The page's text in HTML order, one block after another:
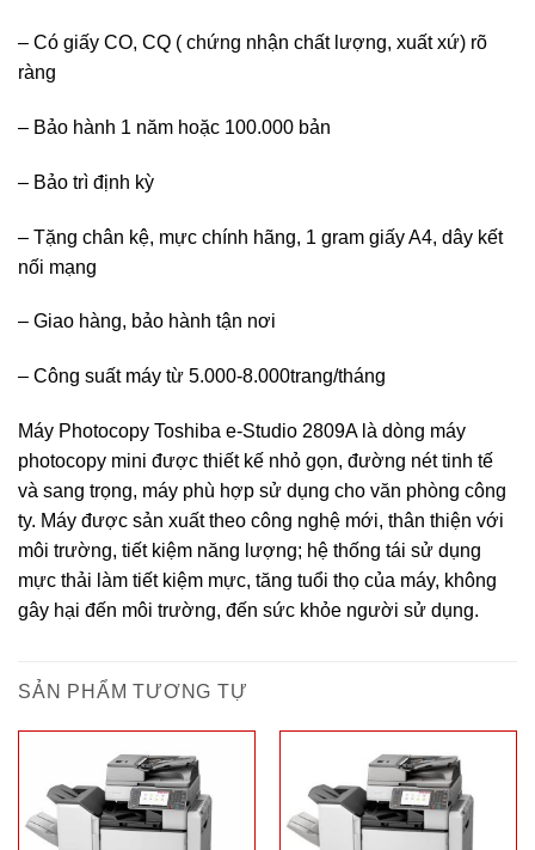
– Có giấy CO, CQ ( chứng nhận chất lượng, xuất xứ) rõ
ràng
– Bảo hành 1 năm hoặc 100.000 bản
– Bảo trì định kỳ
– Tặng chân kệ, mực chính hãng, 1 gram giấy A4, dây kết
nối mạng
– Giao hàng, bảo hành tận nơi
– Công suất máy từ 5.000-8.000trang/tháng
Máy Photocopy Toshiba e-Studio 2809A là dòng máy
photocopy mini được thiết kế nhỏ gọn, đường nét tinh tế
và sang trọng, máy phù hợp sử dụng cho văn phòng công
ty. Máy được sản xuất theo công nghệ mới, thân thiện với
môi trường, tiết kiệm năng lượng; hệ thống tái sử dụng
mực thải làm tiết kiệm mực, tăng tuổi thọ của máy, không
gây hại đến môi trường, đến sức khỏe người sử dụng.
SẢN PHẨM TƯƠNG TỰ